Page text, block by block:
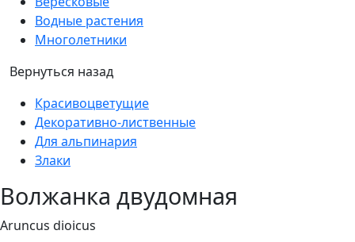
Водные растения
Многолетники
Вернуться назад
Красивоцветущие
Декоративно-лиственные
Для альпинария
Злаки
Волжанка двудомная
Aruncus dioicus